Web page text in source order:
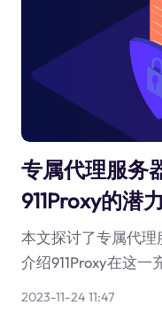
专属代理服务
911Proxy的潜力
本文探讨了专属代
介绍911Proxy在这一
2023-11-24 11:47